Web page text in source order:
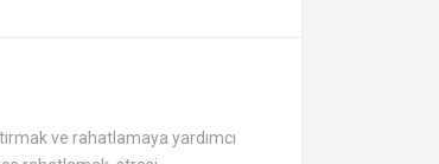
ve rahatlamaya yardımcı